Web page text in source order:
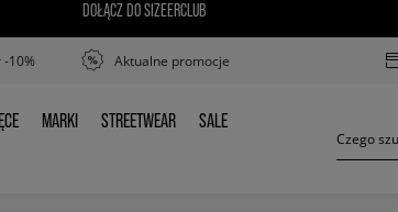
DOŁĄCZ DO SIZEERCLUB
-10% Aktualne promocje
MARKI
MARKI STREETWEAR
STREETWEAR SALE
SALE